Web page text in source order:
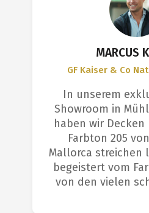
MARCUS
GF Kaiser & Co
In unserem
Showroom in
haben wir Decken
Farbton 205
Mallorca streichen
begeistert vom
von den vielen